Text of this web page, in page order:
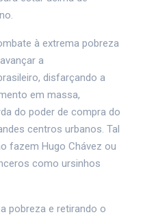
à extrema pobreza
a
disfarçando a
em massa,
do poder de compra do
centros urbanos. Tal
fazem Hugo Chávez ou
como ursinhos
pobreza e retirando o